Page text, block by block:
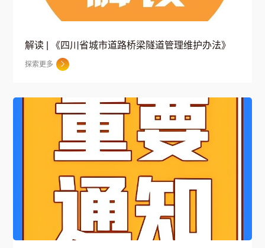
解读 | 《四川省城市道路桥梁隧道管理维护办法》
探索更多 